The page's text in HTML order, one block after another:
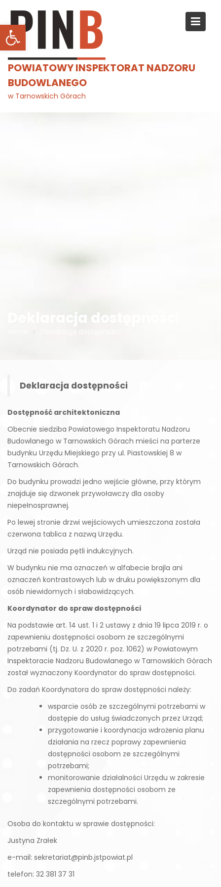
Otwórz pasek narzędzi
content
POWIATOWY INSPEKTORAT NADZORU
BUDOWLANEGO
w Tarnowskich Górach
Deklaracja dostępności
Deklaracja dostępności
Dostępność architektoniczna
Obecnie siedziba Powiatowego Inspektoratu Nadzoru
Budowlanego w Tarnowskich Górach mieści na parterze
budynku Urzędu Miejskiego przy ul. Piastowskiej 8 w
Tarnowskich Górach.
Do budynku prowadzi jedno wejście główne, przy którym
znajduje się dzwonek przywoławczy dla osoby
niepełnosprawnej.
Po lewej stronie drzwi wejściowych umieszczona została
czerwona tablica z nazwą Urzędu.
Urząd nie posiada pętli indukcyjnych.
W budynku nie ma oznaczeń w alfabecie brajla ani
oznaczeń kontrastowych lub w druku powiększonym dla
osób niewidomych i słabowidzących.
Koordynator do spraw dostępności
Na podstawie art. 14 ust. 1 i 2 ustawy z dnia 19 lipca 2019 r. o
zapewnieniu dostępności osobom ze szczególnymi
potrzebami (tj. Dz. U. z 2020 r. poz. 1062) w Powiatowym
Inspektoracie Nadzoru Budowlanego w Tarnowskich Górach
został wyznaczony Koordynator do spraw dostępności.
Do zadań Koordynatora do spraw dostępności należy:
wsparcie osób ze szczególnymi potrzebami w
dostępie do usług świadczonych przez Urząd;
przygotowanie i koordynacja wdrożenia planu
działania na rzecz poprawy zapewnienia
dostępności osobom ze szczególnymi
potrzebami;
monitorowanie działalności Urzędu w zakresie
zapewnienia dostępności osobom ze
szczególnymi potrzebami.
Osoba do kontaktu w sprawie dostępności:
Justyna Zrałek
e-mail: sekretariat@pinb.jstpowiat.pl
telefon: 32 381 37 31